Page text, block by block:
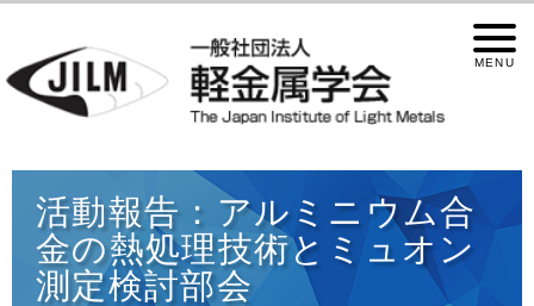
活動報告：アルミニウム合
金の熱処理技術とミュオン
測定検討部会